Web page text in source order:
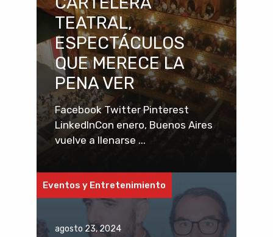
TEATRAL,
ESPECTÁCULOS
QUE MERECE LA
PENA VER
Facebook Twitter Pinterest
LinkedInCon enero, Buenos Aires
vuelve a llenarse ...
Eventos y Entretenimiento
agosto 23, 2024